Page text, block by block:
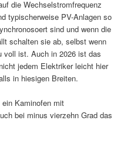
die Wechselstromfrequenz
typischerweise PV-Anlagen so
sind und wenn die
schalten sie ab, selbst wenn
voll ist. Auch in 2026 ist das
jedem Elektriker leicht hier
in hiesigen Breiten.
Kaminofen mit
bei minus vierzehn Grad das